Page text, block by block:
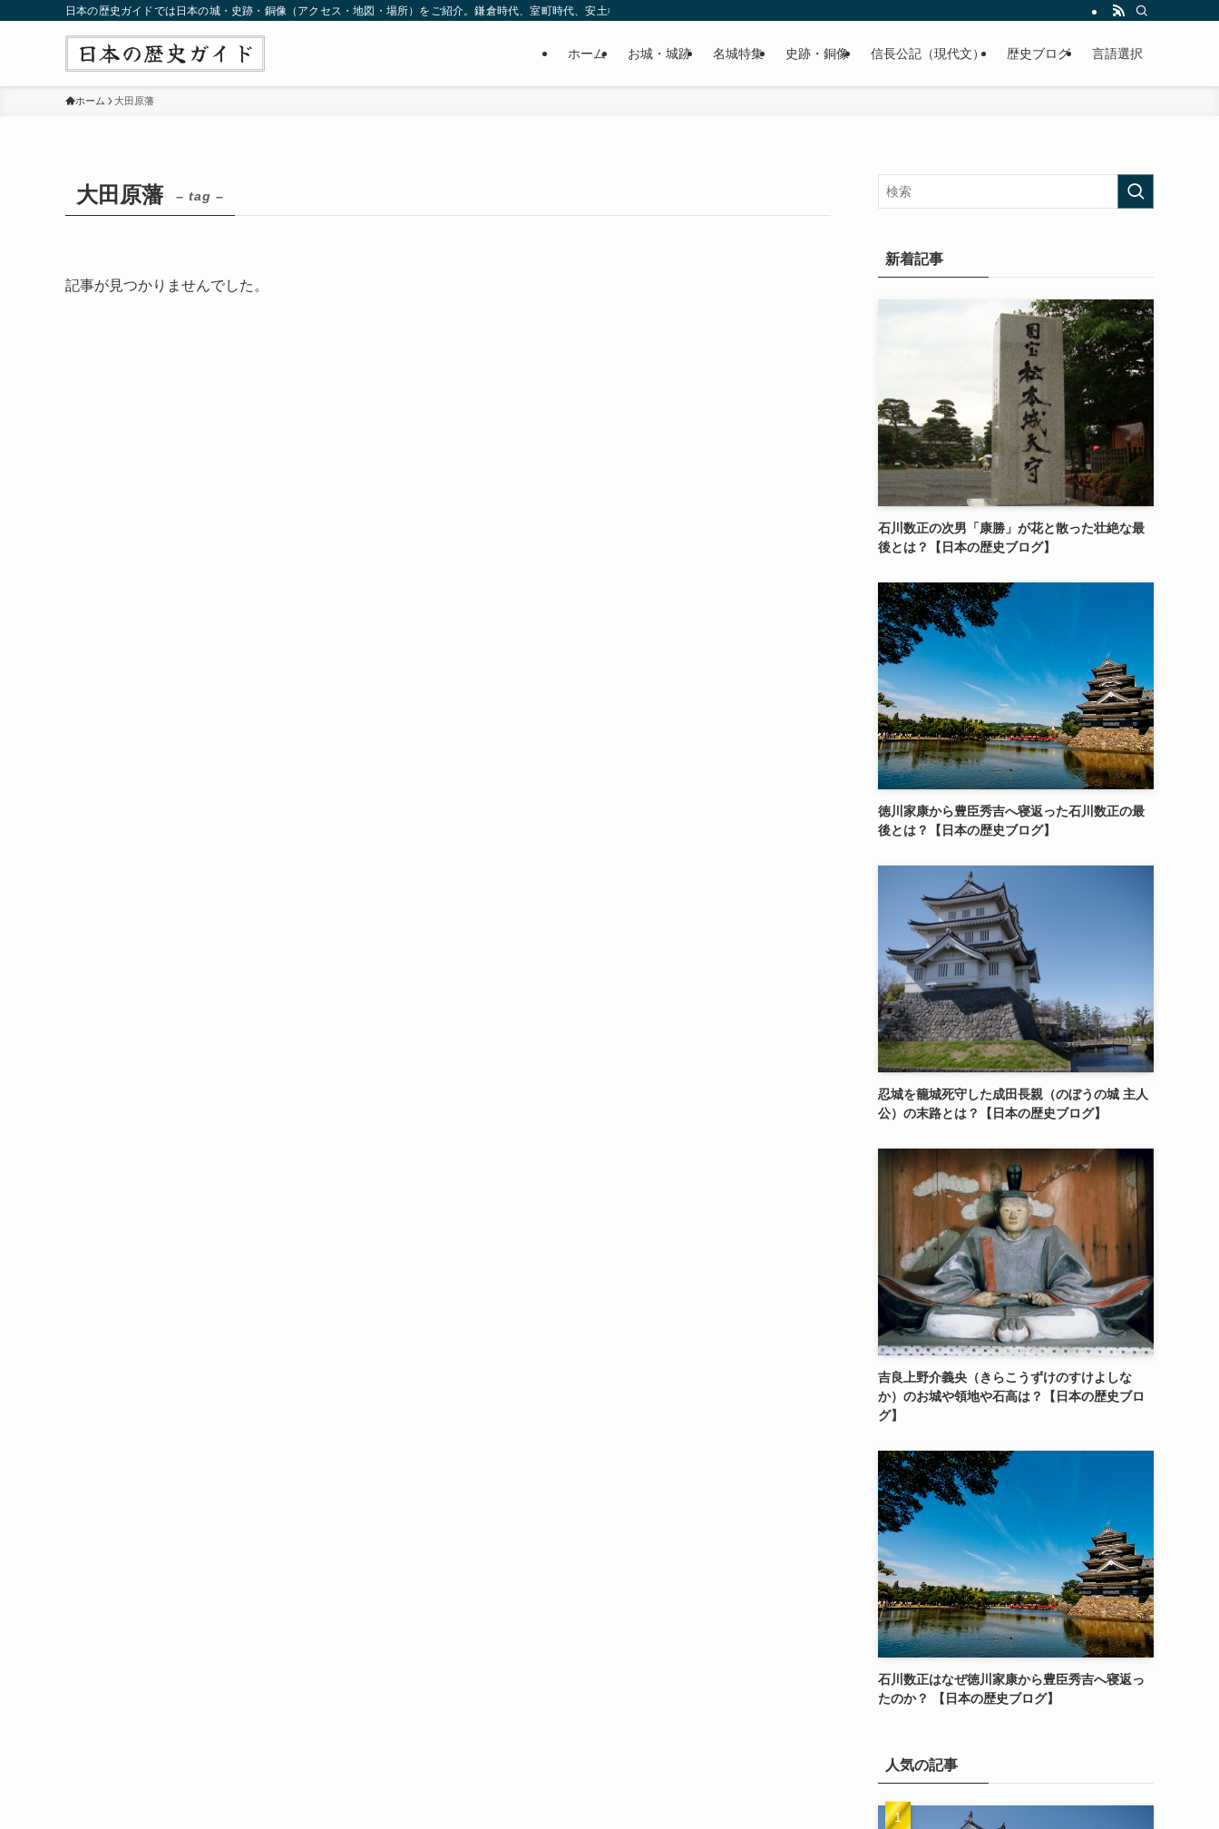
日本の歴史ガイドでは日本の城・史跡・銅像（アクセス・地図・場所）をご紹介。鎌倉時代、室町時代、安土桃山時代（戦国時代）、江戸時代と幅広くご紹介致します。
ホーム お城・城跡 名城特集 史跡・銅像 信長公記（現代文） 歴史ブログ 言語選択
ホーム 大田原藩
大田原藩 – tag –
記事が見つかりませんでした。
新着記事
石川数正の次男「康勝」が花と散った壮絶な最
後とは？【日本の歴史ブログ】
徳川家康から豊臣秀吉へ寝返った石川数正の最
後とは？【日本の歴史ブログ】
忍城を籠城死守した成田長親（のぼうの城 主人
公）の末路とは？【日本の歴史ブログ】
吉良上野介義央（きらこうずけのすけよしな
か）のお城や領地や石高は？【日本の歴史ブロ
グ】
石川数正はなぜ徳川家康から豊臣秀吉へ寝返っ
たのか？ 【日本の歴史ブログ】
人気の記事